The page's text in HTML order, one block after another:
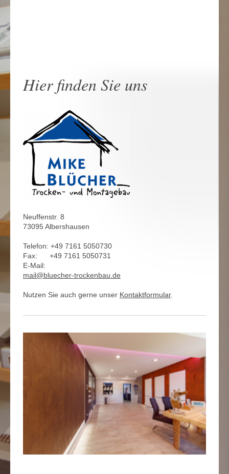
Hier finden Sie uns
Neuffenstr. 8
73095 Albershausen
Telefon: +49 7161 5050730
Fax: +49 7161 5050731
E-Mail:
mail@bluecher-trockenbau.de
Nutzen Sie auch gerne unser Kontaktformular.